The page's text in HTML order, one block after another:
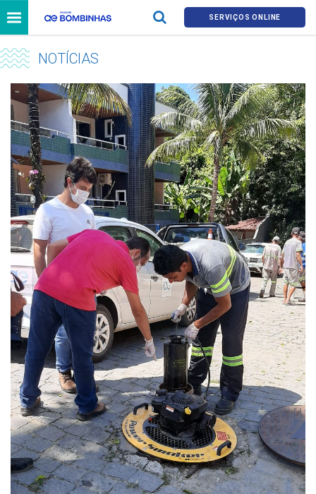
SERVIÇOS ONLINE
NOTÍCIAS